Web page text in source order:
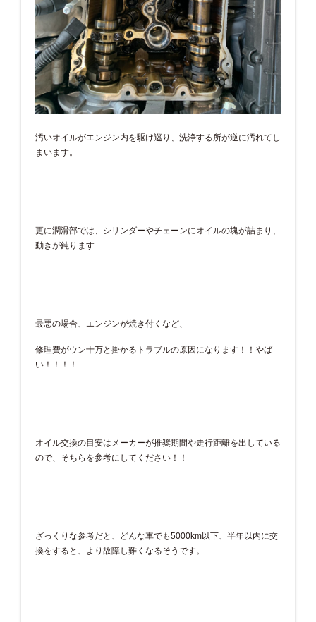
汚いオイルがエンジン内を駆け巡り、洗浄する所が逆に汚れてし
まいます。
更に潤滑部では、シリンダーやチェーンにオイルの塊が詰まり、
動きが鈍ります….
最悪の場合、エンジンが焼き付くなど、
修理費がウン十万と掛かるトラブルの原因になります！！やば
い！！！！
オイル交換の目安はメーカーが推奨期間や走行距離を出している
ので、そちらを参考にしてください！！
ざっくりな参考だと、どんな車でも5000km以下、半年以内に交
換をすると、より故障し難くなるそうです。